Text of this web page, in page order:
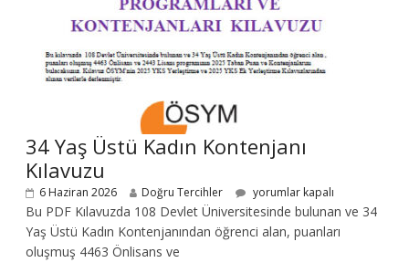
34 Yaş Üstü Kadın Kontenjanı
Kılavuzu
6 Haziran 2026 Doğru Tercihler yorumlar kapalı
Bu PDF Kılavuzda 108 Devlet Üniversitesinde bulunan ve 34
Yaş Üstü Kadın Kontenjanından öğrenci alan, puanları
oluşmuş 4463 Önlisans ve